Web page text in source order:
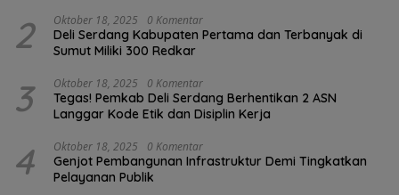
2 Oktober 18, 2025 0 Komentar
Deli Serdang Kabupaten Pertama dan Terbanyak di
Sumut Miliki 300 Redkar
3 Oktober 18, 2025 0 Komentar
Tegas! Pemkab Deli Serdang Berhentikan 2 ASN
Langgar Kode Etik dan Disiplin Kerja
4 Oktober 18, 2025 0 Komentar
Genjot Pembangunan Infrastruktur Demi Tingkatkan
Pelayanan Publik